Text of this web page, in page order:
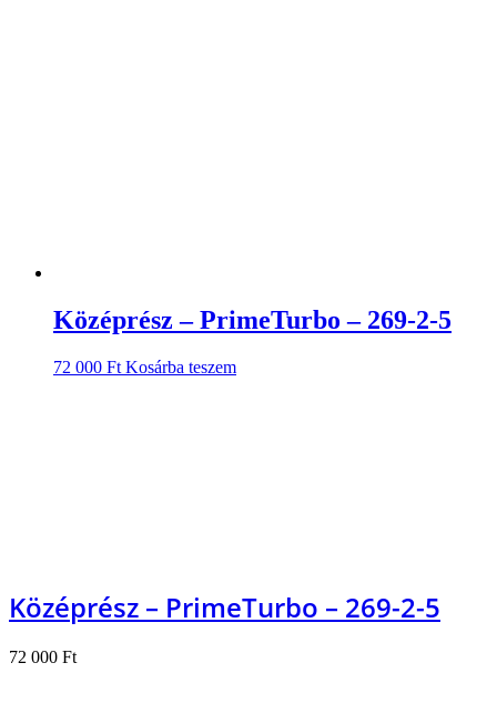
Középrész – PrimeTurbo – 269-2-5
72 000 Ft Kosárba teszem
Középrész – PrimeTurbo – 269-2-5
72 000 Ft